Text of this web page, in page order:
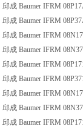
邱成 Baumer IFRM
邱成 Baumer IFRM
邱成 Baumer IFRM
邱成 Baumer IFRM
邱成 Baumer IFRM
邱成 Baumer IFRM
邱成 Baumer IFRM
邱成 Baumer IFRM
邱成 Baumer IFRM